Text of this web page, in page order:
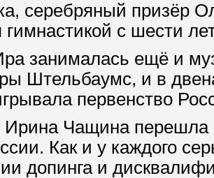
серебряный призёр
гимнастикой с шести
занималась ещё и
Штельбаумс, и в
первенство
Ирина Чащина перешла
Как и у каждого
допинга и